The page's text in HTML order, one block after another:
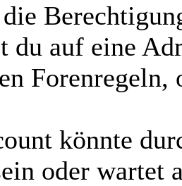
du auf eine
Forenregeln,
könnte
oder wartet